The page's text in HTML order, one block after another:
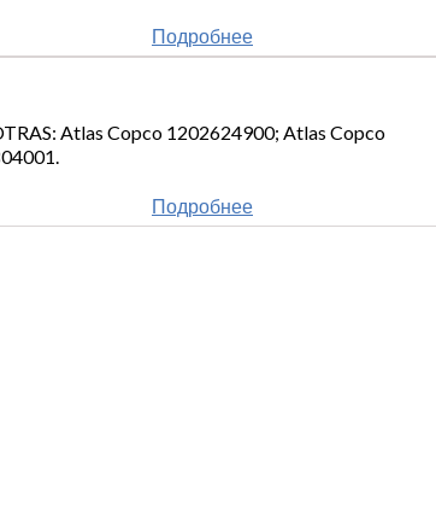
Подробнее
Atlas Copco 1202624900; Atlas Copco
Подробнее